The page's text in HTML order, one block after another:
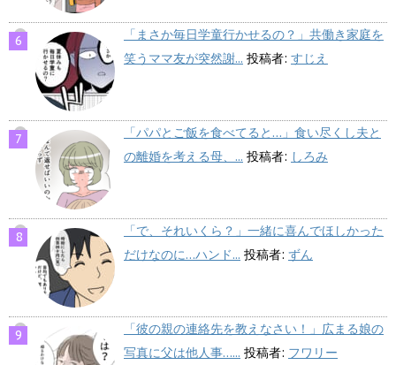
「まさか毎日学童行かせるの？」共働き家庭を
笑うママ友が突然謝... 投稿者: すじえ
「パパとご飯を食べてると…」食い尽くし夫と
の離婚を考える母、... 投稿者: しろみ
「で、それいくら？」一緒に喜んでほしかった
だけなのに…ハンド... 投稿者: ずん
「彼の親の連絡先を教えなさい！」広まる娘の
写真に父は他人事…... 投稿者: フワリー